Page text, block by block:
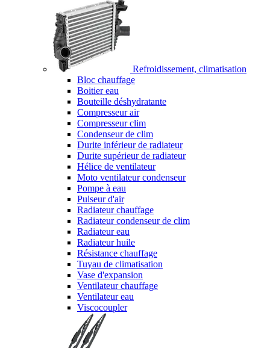
Refroidissement, climatisation
Bloc chauffage
Boitier eau
Bouteille déshydratante
Compresseur air
Compresseur clim
Condenseur de clim
Durite inférieur de radiateur
Durite supérieur de radiateur
Hélice de ventilateur
Moto ventilateur condenseur
Pompe à eau
Pulseur d'air
Radiateur chauffage
Radiateur condenseur de clim
Radiateur eau
Radiateur huile
Résistance chauffage
Tuyau de climatisation
Vase d'expansion
Ventilateur chauffage
Ventilateur eau
Viscocoupler